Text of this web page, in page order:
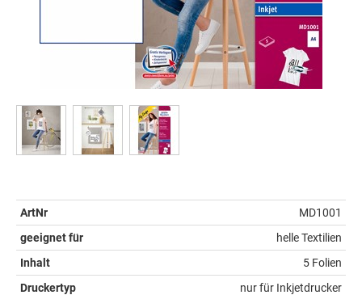
ArtNr
MD1001
geeignet für
helle Textilien
Inhalt
5 Folien
Druckertyp
nur für Inkjetdrucker